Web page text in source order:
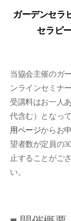
ガーデンセラ
セラピ
当協会主催のガ
ンラインセミナ
受講料はお一人
代含む）となっ
用ページからお
望者数が定員の
止することがご
い。